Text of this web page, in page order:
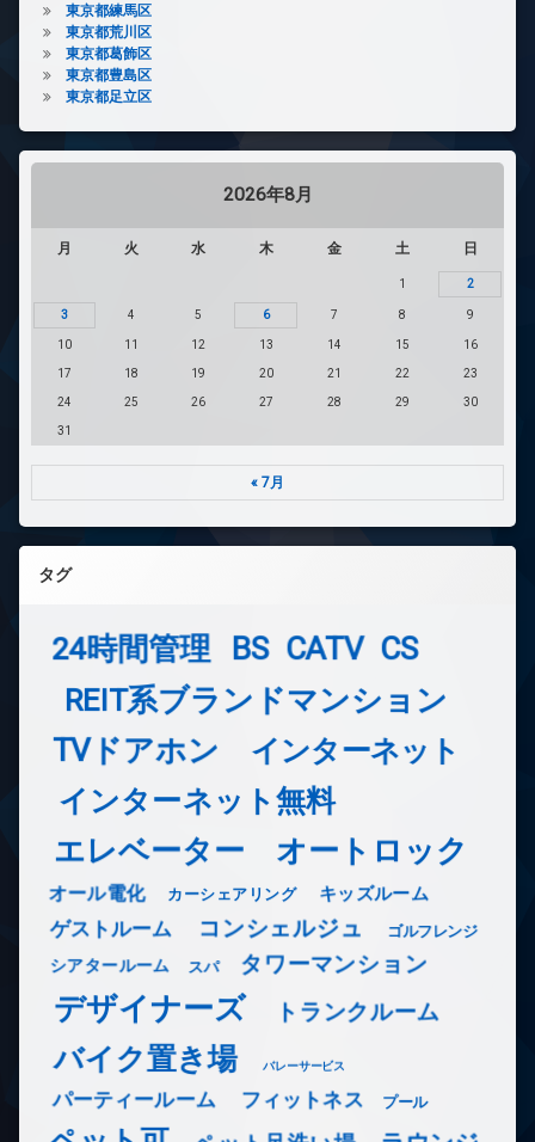
東京都練馬区
東京都荒川区
東京都葛飾区
東京都豊島区
東京都足立区
2026年8月
月 火 水 木 金 土 日
1 2
3 4 5 6 7 8 9
10 11 12 13 14 15 16
17 18 19 20 21 22 23
24 25 26 27 28 29 30
31
« 7月
タグ
24時間管理 BS CATV CS
REIT系ブランドマンション
TVドアホン インターネット
インターネット無料
エレベーター オートロック
オール電化 カーシェアリング キッズルーム
ゲストルーム コンシェルジュ ゴルフレンジ
シアタールーム スパ タワーマンション
デザイナーズ トランクルーム
バイク置き場 バレーサービス
パーティールーム フィットネス プール